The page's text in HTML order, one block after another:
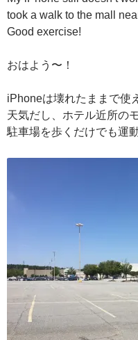
took a walk to the mall
Good exercise!
おはよう〜！
iPhoneは壊れたままで使
天気だし、ホテル近所の
駐車場を歩くだけでも運